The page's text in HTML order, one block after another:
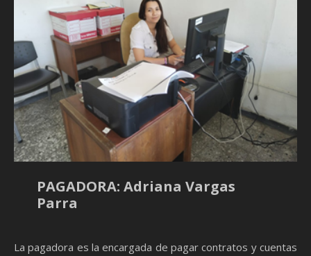
PAGADORA: Adriana Vargas
Parra
La pagadora es la encargada de pagar contratos y cuentas